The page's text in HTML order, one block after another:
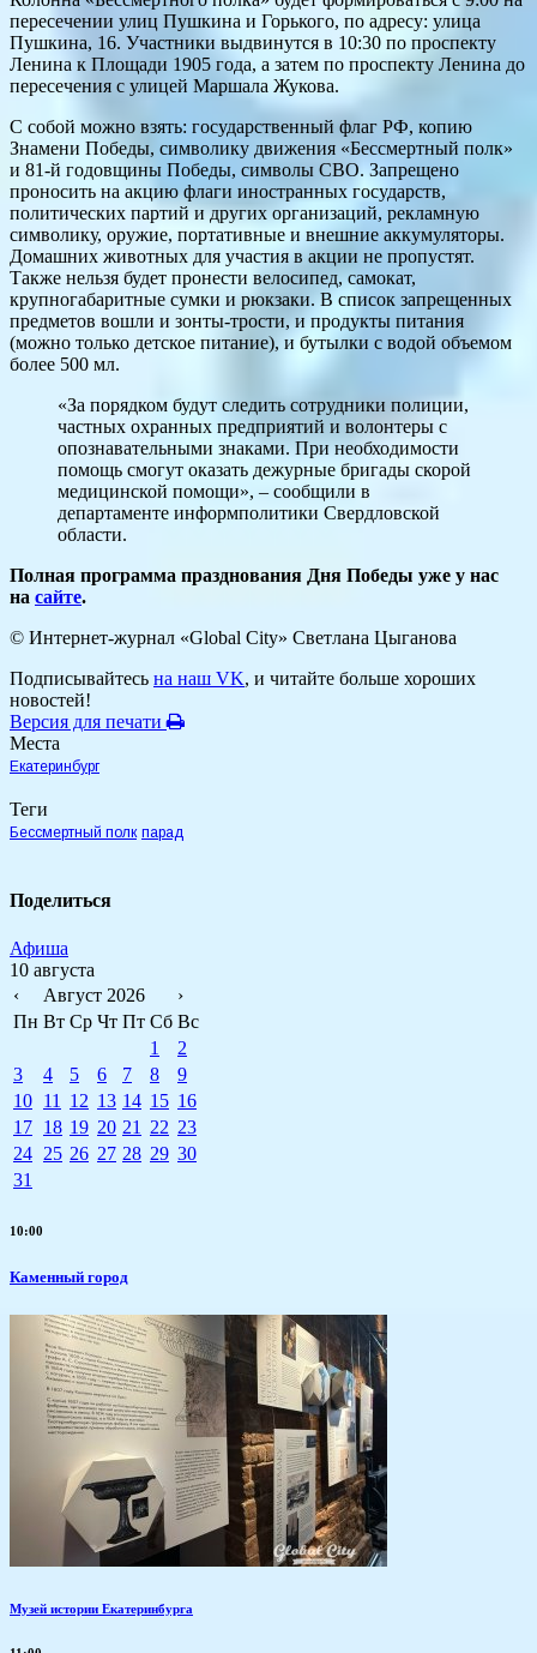
пересечении улиц Пушкина и Горького, по адресу: улица
Пушкина, 16. Участники выдвинутся в 10:30 по проспекту
Ленина к Площади 1905 года, а затем по проспекту Ленина до
пересечения с улицей Маршала Жукова.
С собой можно взять: государственный флаг РФ, копию
Знамени Победы, символику движения «Бессмертный полк»
и 81-й годовщины Победы, символы СВО. Запрещено
проносить на акцию флаги иностранных государств,
политических партий и других организаций, рекламную
символику, оружие, портативные и внешние аккумуляторы.
Домашних животных для участия в акции не пропустят.
Также нельзя будет пронести велосипед, самокат,
крупногабаритные сумки и рюкзаки. В список запрещенных
предметов вошли и зонты-трости, и продукты питания
(можно только детское питание), и бутылки с водой объемом
более 500 мл.
«За порядком будут следить сотрудники полиции,
частных охранных предприятий и волонтеры с
опознавательными знаками. При необходимости
помощь смогут оказать дежурные бригады скорой
медицинской помощи», – сообщили в
департаменте информполитики Свердловской
области.
Полная программа празднования Дня Победы уже у нас
на сайте.
© Интернет-журнал «Global City» Светлана Цыганова
Подписывайтесь на наш VK, и читайте больше хороших
новостей!
Версия для печати
Места
Екатеринбург
Теги
Бессмертный полк парад
Поделиться
Афиша
10 августа
‹
Август 2026
›
Пн Вт Ср Чт Пт Сб Вс
1
2
3
4 5 6 7 8
9
10 11 12 13 14 15 16
17 18 19 20 21 22 23
24 25 26 27 28 29 30
31
10:00
Каменный город
Музей истории Екатеринбурга